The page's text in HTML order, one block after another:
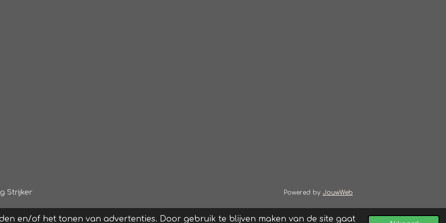
en/of het tonen van advertenties. Door gebruik te blijven maken van de site gaat
Strijker
Powered by JouwWeb